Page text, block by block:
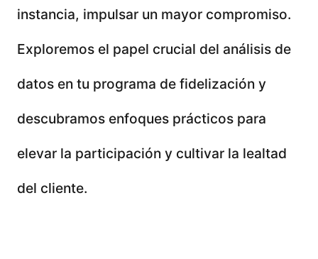
instancia, impulsar un mayor compromiso.
Exploremos el papel crucial del análisis de
datos en tu programa de fidelización y
descubramos enfoques prácticos para
elevar la participación y cultivar la lealtad
del cliente.